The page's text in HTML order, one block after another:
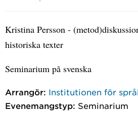
Kristina Persson -
historiska texter
Seminarium på svenska
Arrangör: Institutionen för
Evenemangstyp: Seminarium